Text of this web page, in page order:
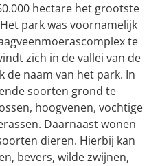
hectare het grootste
park was voornamelijk
te
zich in de vallei van de
de naam van het park. In
soorten grond te
hoogvenen, vochtige
Daarnaast wonen
dieren. Hierbij kan
bevers, wilde zwijnen,